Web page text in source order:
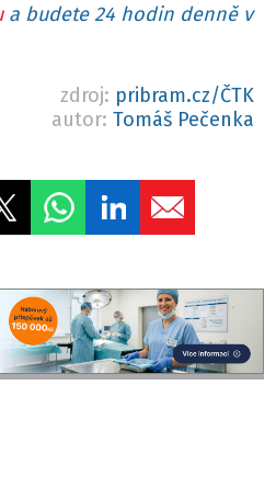
a budete 24 hodin denně v
zdroj: pribram.cz/ČTK
autor: Tomáš Pečenka